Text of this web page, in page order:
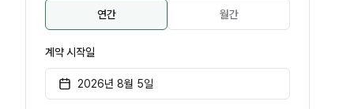
연간 월간
계약 시작일
2026년 8월 5일